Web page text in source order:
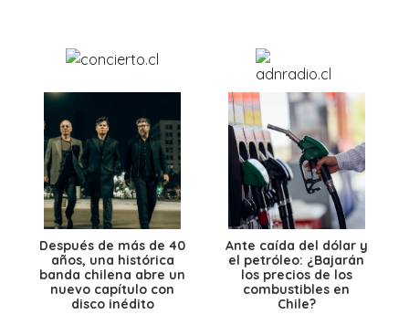
Después de más de 40
años, una histórica
banda chilena abre un
nuevo capítulo con
disco inédito
Ante caída del dólar y
el petróleo: ¿Bajarán
los precios de los
combustibles en
Chile?